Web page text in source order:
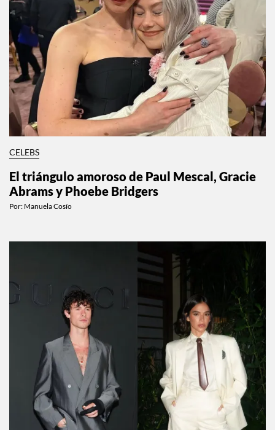
CELEBS
El triángulo amoroso de Paul Mescal, Gracie
Abrams y Phoebe Bridgers
Por: Manuela Cosío